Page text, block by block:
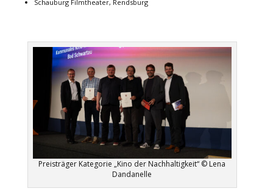
Schauburg Filmtheater, Rendsburg
Preisträger Kategorie „Kino der Nachhaltigkeit“ © Lena
Dandanelle